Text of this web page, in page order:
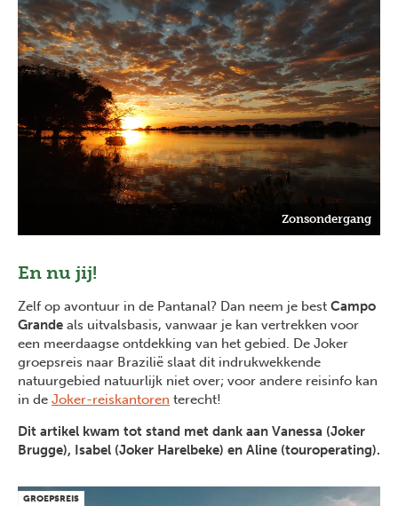
Zonsondergang
En nu jij!
Zelf op avontuur in de Pantanal? Dan neem je best Campo
Grande als uitvalsbasis, vanwaar je kan vertrekken voor
een meerdaagse ontdekking van het gebied. De Joker
groepsreis naar Brazilië slaat dit indrukwekkende
natuurgebied natuurlijk niet over; voor andere reisinfo kan
in de Joker-reiskantoren terecht!
Dit artikel kwam tot stand met dank aan Vanessa (Joker
Brugge), Isabel (Joker Harelbeke) en Aline (touroperating).
GROEPSREIS